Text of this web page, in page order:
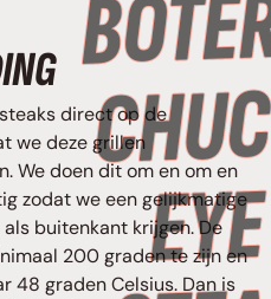
direct op de
we deze grillen
We doen dit om en om en
zodat we een gelijkmatige
buitenkant krijgen. De
200 graden te zijn en
48 graden Celsius. Dan is